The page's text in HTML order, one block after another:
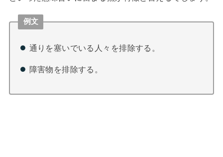
例文
通りを塞いでいる人々を排除する。
障害物を排除する。